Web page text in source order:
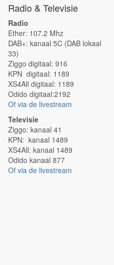
Radio & Televisie
Radio
Ether: 107.2 Mhz
DAB+: kanaal 5C (DAB lokaal
33)
Ziggo digitaal: 916
KPN digitaal: 1189
XS4All digitaal: 1189
Odido digitaal:2192
Of via de livestream
Televisie
Ziggo: kanaal 41
KPN: kanaal 1489
XS4All: kanaal 1489
Odido kanaal 877
Of via de livestream